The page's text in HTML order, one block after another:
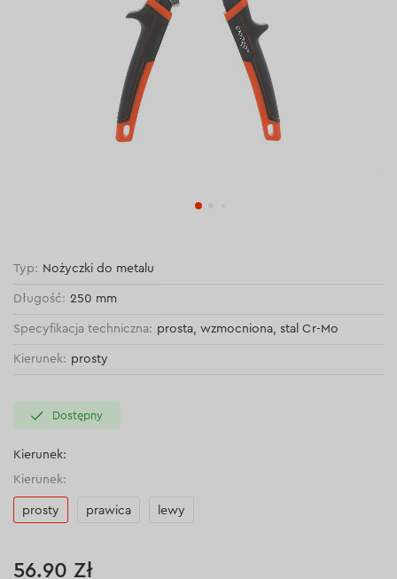
Typ: Nożyczki do metalu
Długość: 250 mm
Specyfikacja techniczna: prosta, wzmocniona, stal Cr-Mo
Kierunek: prosty
Dostępny
Kierunek:
Kierunek:
prosty prawica lewy
56.90 Zł